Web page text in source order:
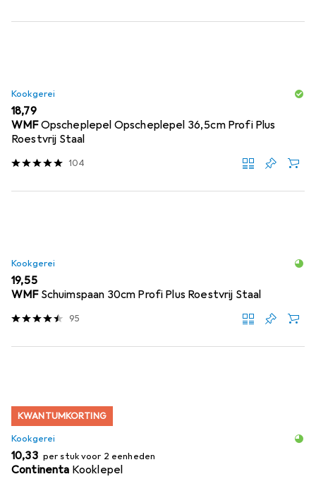
Kookgerei
EUR
18,79
WMFOpscheplepel Opscheplepel 36,5cm Profi Plus
Roestvrij Staal
104
Kookgerei
EUR
19,55
WMF Schuimspaan 30cm Profi Plus Roestvrij Staal
95
KWANTUMKORTING
Kookgerei
EUR
10,33 per stuk voor 2 eenheden
Continenta Kooklepel